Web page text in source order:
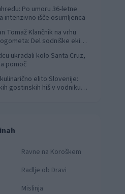
Po umoru 36-letne
intenzivno išče osumljenca
Tomaž Klančnik na vrhu
Del sodniške ekipe
ukradali kolo Santa Cruz,
pomoč
elito Slovenije:
gostinskih hiš v vodniku
Ravne na Koroškem
Radlje ob Dravi
Mislinja